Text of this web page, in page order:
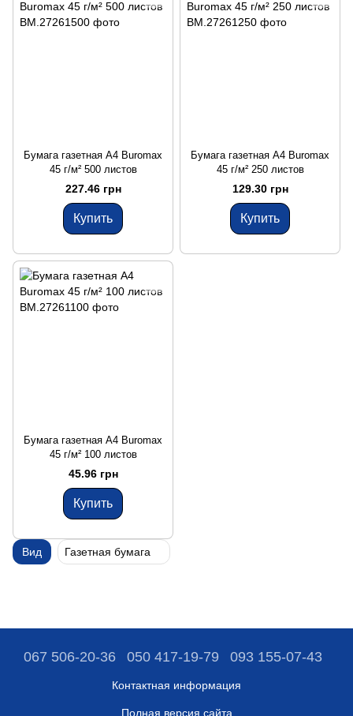
Бумага газетная А4 Buromax
45 г/м² 500 листов
227.46 грн
Купить
Бумага газетная А4 Buromax
45 г/м² 250 листов
129.30 грн
Купить
Бумага газетная А4 Buromax
45 г/м² 100 листов
45.96 грн
Купить
Вид Газетная бумага
067 506-20-36 050 417-19-79 093 155-07-43
Контактная информация
Полная версия сайта